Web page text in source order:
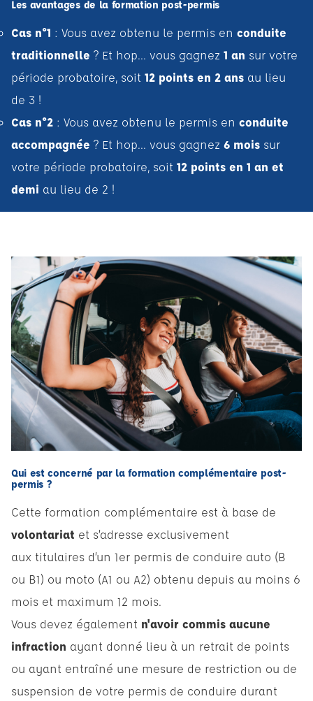
Les avantages de la formation post-permis
Cas n°1 : Vous avez obtenu le permis en conduite
traditionnelle ? Et hop... vous gagnez 1 an sur votre
période probatoire, soit 12 points en 2 ans au lieu
de 3 !
Cas n°2 : Vous avez obtenu le permis en conduite
accompagnée ? Et hop... vous gagnez 6 mois sur
votre période probatoire, soit 12 points en 1 an et
demi au lieu de 2 !
Qui est concerné par la formation complémentaire post-
permis ?
Cette formation complémentaire est à base de
volontariat et s’adresse exclusivement
aux titulaires d’un 1er permis de conduire auto (B
ou B1) ou moto (A1 ou A2) obtenu depuis au moins 6
mois et maximum 12 mois.
Vous devez également n'avoir commis aucune
infraction ayant donné lieu à un retrait de points
ou ayant entraîné une mesure de restriction ou de
suspension de votre permis de conduire durant